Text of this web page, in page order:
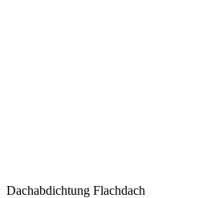
Dachabdichtung Flachdach